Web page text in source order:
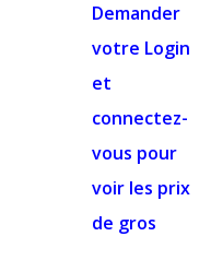
Demander
votre Login
et
connectez-
vous pour
voir les prix
de gros